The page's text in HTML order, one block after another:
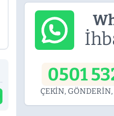
0501
ÇEKİN,